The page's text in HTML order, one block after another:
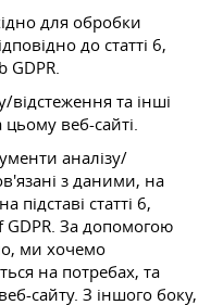
для обробки
до статті 6,
GDPR.
відстеження та інші
веб-сайті.
аналізу/
з даними, на
статті 6,
GDPR. За допомогою
ми хочемо
на потребах, та
сайту. З іншого боку,